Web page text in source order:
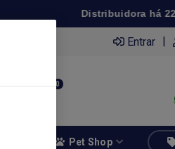
há 22 anos em
Entrar |
0
Pet Shop